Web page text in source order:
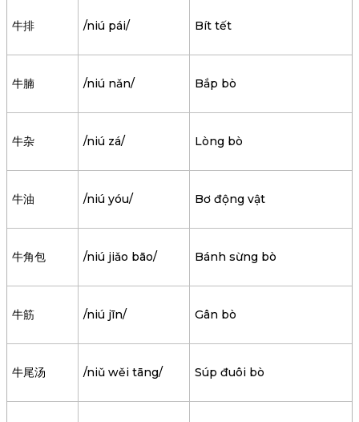
牛排 /niú pái/ Bít tết
牛腩 /niú nǎn/ Bắp bò
牛杂 /niú zá/ Lòng bò
牛油 /niú yóu/ Bơ động vật
牛角包 /niú jiǎo bāo/ Bánh sừng bò
牛筋 /niú jīn/ Gân bò
牛尾汤 /niǔ wěi tāng/ Súp đuôi bò